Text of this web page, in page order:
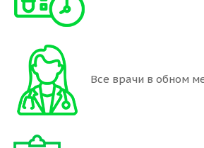
Все врачи в обном